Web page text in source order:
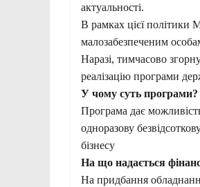
актуальності.
В рамках цієї політики
малозабезпеченим
Наразі, тимчасово
реалізацію програми
У чому суть програми?
Програма дає
одноразову
бізнесу
На що надається
На придбання